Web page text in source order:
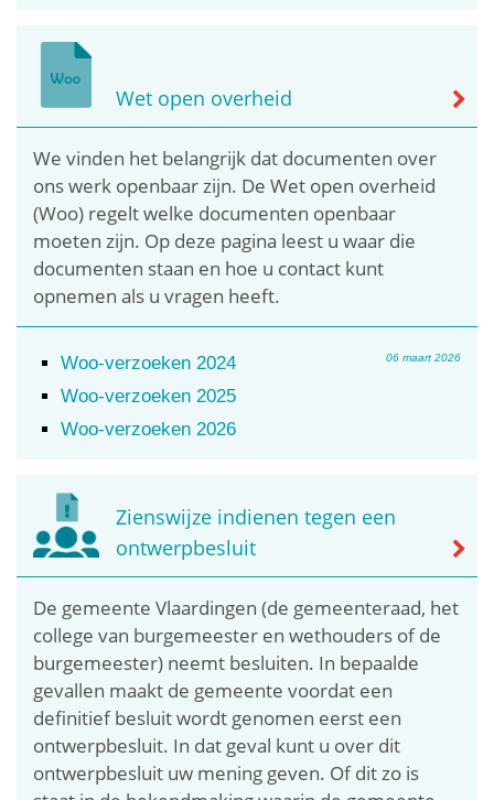
Wet open overheid
We vinden het belangrijk dat documenten over
ons werk openbaar zijn. De Wet open overheid
(Woo) regelt welke documenten openbaar
moeten zijn. Op deze pagina leest u waar die
documenten staan en hoe u contact kunt
opnemen als u vragen heeft.
Woo-verzoeken 2024
Woo-verzoeken 2025
06 maart 2026
Woo-verzoeken 2026
Zienswijze indienen tegen een
ontwerpbesluit
De gemeente Vlaardingen (de gemeenteraad, het
college van burgemeester en wethouders of de
burgemeester) neemt besluiten. In bepaalde
gevallen maakt de gemeente voordat een
definitief besluit wordt genomen eerst een
ontwerpbesluit. In dat geval kunt u over dit
ontwerpbesluit uw mening geven. Of dit zo is